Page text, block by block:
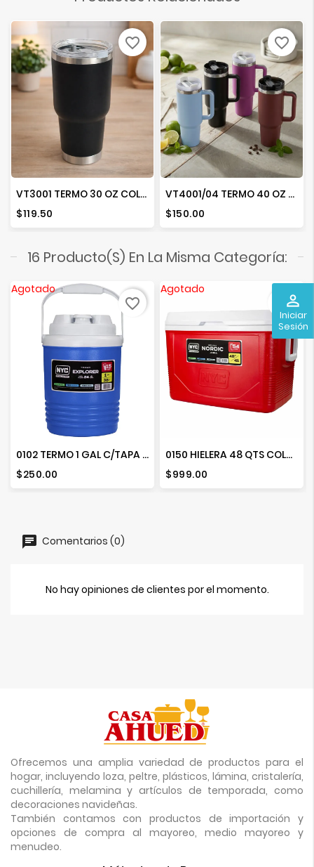
perm_identity
Iniciar
Sesión
VT3001 TERMO 30 OZ COLORES
Precio
$119.50
favorite_border
VT4001/04 TERMO 40 OZ COLORES
Precio
$150.00
favorite_border
16 Producto(s) En La Misma Categoría:
Agotado
0102 TERMO 1 GAL C/TAPA COLORES (3.8 LTS)
Precio
$250.00
favorite_border
Agotado
0150 HIELERA 48 QTS COLORES
Precio
$999.00
favorite_border
Comentarios (0)
No hay opiniones de clientes por el momento.
Ofrecemos una amplia variedad de productos para el
hogar, incluyendo loza, peltre, plásticos, lámina, cristalería,
cuchillería, melamina y artículos de temporada, como
decoraciones navideñas.
También contamos con productos de importación y
opciones de compra al mayoreo, medio mayoreo y
menudeo.